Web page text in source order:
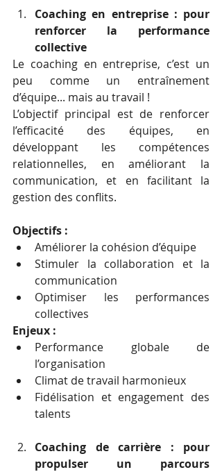
Coaching en entreprise : pour
renforcer la performance
collective
Le coaching en entreprise, c’est un
peu comme un entraînement
d’équipe... mais au travail !
L’objectif principal est de renforcer
l’efficacité des équipes, en
développant les compétences
relationnelles, en améliorant la
communication, et en facilitant la
gestion des conflits.
Objectifs :
Améliorer la cohésion d’équipe
Stimuler la collaboration et la
communication
Optimiser les performances
collectives
Enjeux :
Performance globale de
l’organisation
Climat de travail harmonieux
Fidélisation et engagement des
talents
Coaching de carrière : pour
propulser un parcours